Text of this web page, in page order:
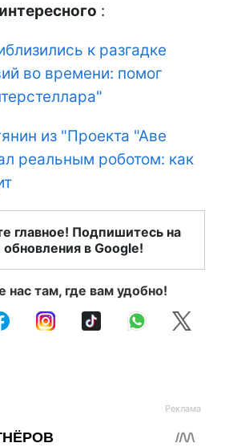
:
к разгадке
во времени: помог
из "Проекта "Аве
реальным роботом: как
главное! Подпишитесь на
в Google!
нас там, где вам удобно!